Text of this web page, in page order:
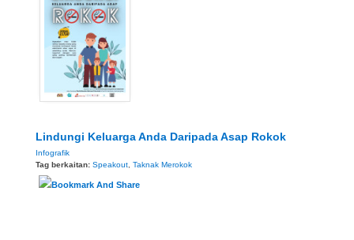
Lindungi Keluarga Anda Daripada Asap Rokok
Infografik
Tag berkaitan: Speakout Taknak Merokok